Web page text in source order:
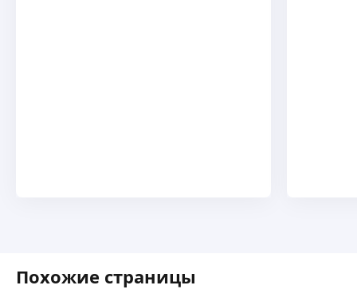
Похожие страницы